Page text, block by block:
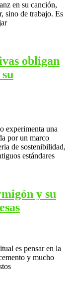
en su canción,
sino de trabajo. Es
obligan
experimenta una
por un marco
de sostenibilidad,
estándares
y su
es pensar en la
y mucho